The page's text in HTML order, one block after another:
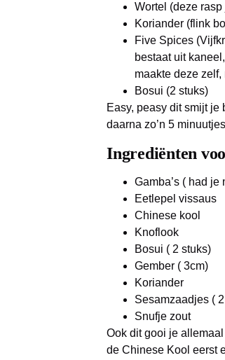
Wortel (deze rasp
Koriander (flink
Five Spices
bestaat uit
maakte deze
Bosui (2 stuks)
Easy, peasy dit smijt
daarna zo’n 5
Ingrediënten
Gamba’s ( had
Eetlepel vissaus
Chinese kool
Knoflook
Bosui ( 2 stuks)
Gember ( 3cm)
Koriander
Sesamzaadjes (
Snufje zout
Ook dit gooi je
de Chinese Kool eerst